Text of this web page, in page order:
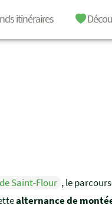
itinéraires
Saint-Flour , le
alternance de